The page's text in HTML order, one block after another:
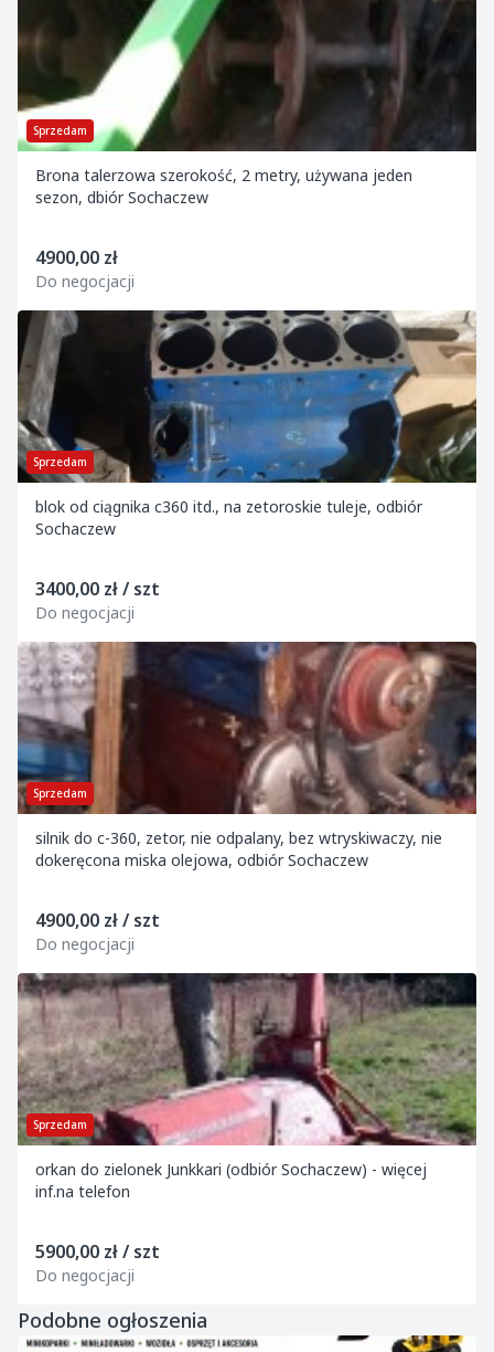
Sprzedam
Brona talerzowa szerokość, 2 metry, używana jeden
sezon, dbiór Sochaczew
4900,00 zł
Do negocjacji
Sprzedam
blok od ciągnika c360 itd., na zetoroskie tuleje, odbiór
Sochaczew
3400,00 zł / szt
Do negocjacji
Sprzedam
silnik do c-360, zetor, nie odpalany, bez wtryskiwaczy, nie
dokeręcona miska olejowa, odbiór Sochaczew
4900,00 zł / szt
Do negocjacji
Sprzedam
orkan do zielonek Junkkari (odbiór Sochaczew) - więcej
inf.na telefon
5900,00 zł / szt
Do negocjacji
Podobne ogłoszenia